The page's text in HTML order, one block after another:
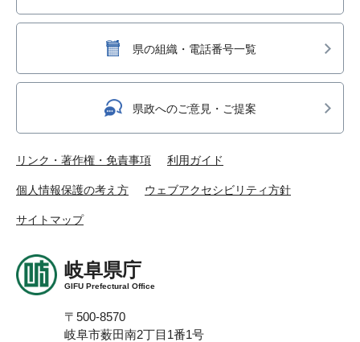
県の組織・電話番号一覧
県政へのご意見・ご提案
リンク・著作権・免責事項 利用ガイド
個人情報保護の考え方 ウェブアクセシビリティ方針
サイトマップ
岐阜県庁
GIFU Prefectural Office
〒500-8570
岐阜市薮田南2丁目1番1号